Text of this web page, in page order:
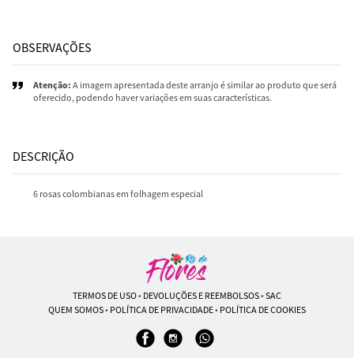
OBSERVAÇÕES
Atenção: A imagem apresentada deste arranjo é similar ao produto que será
oferecido, podendo haver variações em suas características.
DESCRIÇÃO
6 rosas colombianas em folhagem especial
TERMOS DE USO• DEVOLUÇÕES E REEMBOLSOS• SAC
QUEM SOMOS• POLÍTICA DE PRIVACIDADE• POLÍTICA DE COOKIES